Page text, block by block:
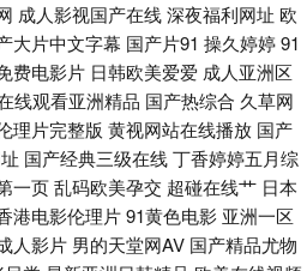
欧韩123区 欧美性爱亚洲色图 超碰欧美
美有码另类 亚洲无码韩国 91视频逼网站
不卡 无码先锋影音 91传媒在线 阿v视频在
青娱乐老司机 超碰AV人人艹 久草热久久
站 影音先锋丝袜美腿 97亚洲综合 成人淫
成人影视国产在线深夜福利网址 欧
大片中文字幕 国产片91 操久婷婷91
费电影片 日韩欧美爱爱 成人亚洲区
线观看亚洲精品 国产热综合 久草网
理片完整版 黄视网站在线播放 国产
国产经典三级在线丁香婷婷五月综
一页乱码欧美孕交 超碰在线艹 日本
港电影伦理片91黄色电影 亚洲一区
人影片 男的天堂网AV 国产精品尤物